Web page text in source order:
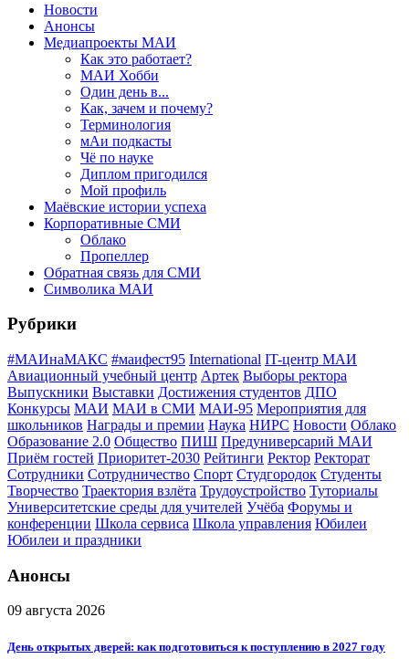
Новости
Анонсы
Медиапроекты МАИ
Как это работает?
МАИ Хобби
Один день в...
Как, зачем и почему?
Терминология
мАи подкасты
Чё по науке
Диплом пригодился
Мой профиль
Маёвские истории успеха
Корпоративные СМИ
Облако
Пропеллер
Обратная связь для СМИ
Символика МАИ
Рубрики
#МАИнаМАКС #маифест95 International IT-центр МАИ
Авиационный учебный центр Артек Выборы ректора
Выпускники Выставки Достижения студентов ДПО
Конкурсы МАИ МАИ в СМИ МАИ-95 Мероприятия для
школьников Награды и премии Наука НИРС Новости Облако
Образование 2.0 Общество ПИШ Предуниверсарий МАИ
Приём гостей Приоритет-2030 Рейтинги Ректор Ректорат
Сотрудники Сотрудничество Спорт Студгородок Студенты
Творчество Траектория взлёта Трудоустройство Туториалы
Университетские среды для учителей Учёба Форумы и
конференции Школа сервиса Школа управления Юбилеи
Юбилеи и праздники
Анонсы
09 августа 2026
День открытых дверей: как подготовиться к поступлению в 2027 году